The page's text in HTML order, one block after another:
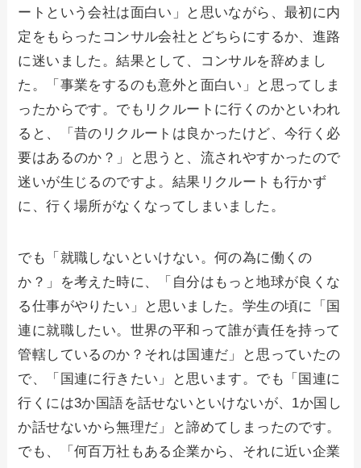
ートという会社は面白い」と思いながら、最初に内
定をもらったコンサル会社とどちらにするか、進路
に迷いました。結果として、コンサルを辞めまし
た。「事業をするのも意外と面白い」と思ってしま
ったからです。でもリクルートに行くのかといわれ
ると、「昔のリクルートは良かったけど、今行く必
要はあるのか？」と思うと、流されやすかったので
迷いが生じるのですよ。結果リクルートも行かず
に、行く場所がなくなってしまいました。
でも「就職しないといけない。何の為に働くの
か？」を考えた時に、「自分はもっと地球が良くな
る仕事がやりたい」と思いました。学生の頃に「国
連に就職したい。世界の平和って誰が責任を持って
管轄しているのか？それは国連だ」と思っていたの
で、「国連に行きたい」と思います。でも「国連に
行くには3か国語を話せないといけないが、1か国し
か話せないから無理だ」と諦めてしまったのです。
でも、「何百万社もある企業から、それに近い企業